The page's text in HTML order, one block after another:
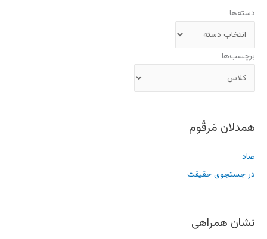
دسته‌ها
برچسب‌ها
همدلان مَرقُوم
صاد
در جستجوی حقیقت
نشان همراهی